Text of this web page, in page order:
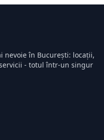
nevoie în București: locații,
- totul într-un singur